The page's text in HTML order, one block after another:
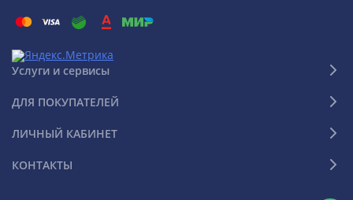
Услуги и сервисы
ДЛЯ ПОКУПАТЕЛЕЙ
ЛИЧНЫЙ КАБИНЕТ
КОНТАКТЫ